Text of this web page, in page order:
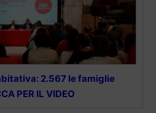
2.567 le famiglie
PER IL VIDEO